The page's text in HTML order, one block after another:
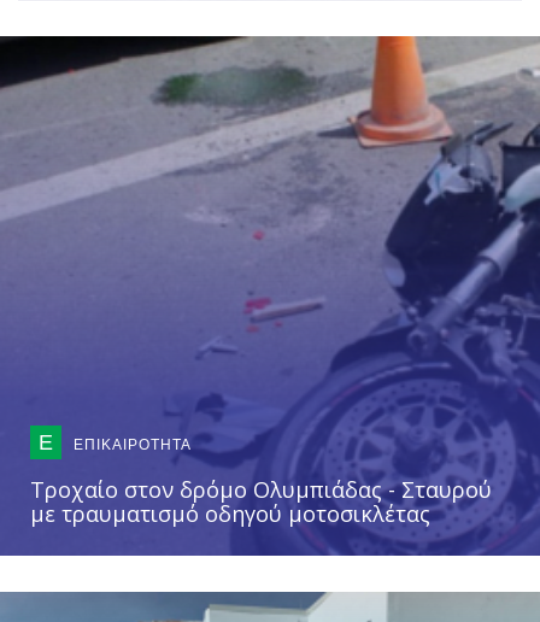
Ε ΕΠΙΚΑΙΡΟΤΗΤΑ
Τροχαίο στον δρόμο Ολυμπιάδας - Σταυρού
με τραυματισμό οδηγού μοτοσικλέτας